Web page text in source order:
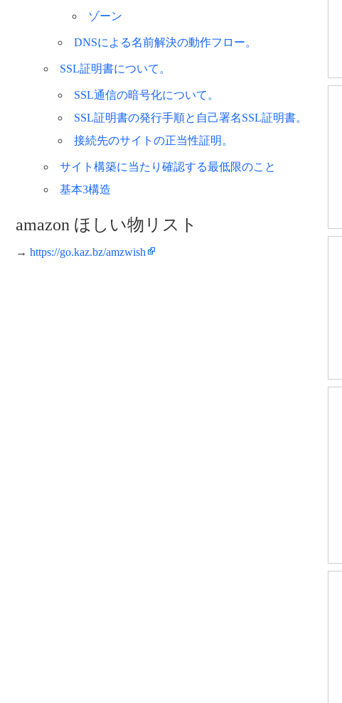
ゾーン
DNSによる名前解決の動作フロー。
SSL証明書について。
SSL通信の暗号化について。
SSL証明書の発行手順と自己署名SSL証明書。
接続先のサイトの正当性証明。
サイト構築に当たり確認する最低限のこと
基本3構造
amazon ほしい物リスト
→ https://go.kaz.bz/amzwish